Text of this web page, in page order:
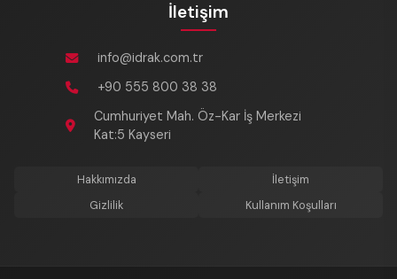
İletişim
info@idrak.com.tr
+90 555 800 38 38
Cumhuriyet Mah. Öz-Kar İş Merkezi
Kat:5 Kayseri
Hakkımızda
İletişim
Gizlilik
Kullanım Koşulları